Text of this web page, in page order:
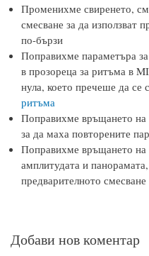
Променихме свиренето,
смесване за да използват
по-бързи
Поправихме параметъра
в прозореца за ритъма в
нула, което пречеше да се
ритъма
Поправихме връщането на
за да маха повторените
Поправихме връщането на
амплитудата и
предварителното смесване
Добави нов коментар